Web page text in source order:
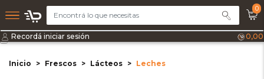
0
Recordá iniciar sesión 0,00
Inicio Frescos Lácteos Leches